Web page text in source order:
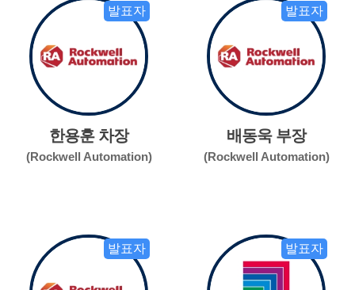
발표자
한용훈 차장
(Rockwell Automation)
발표자
배동욱 부장
(Rockwell Automation)
발표자 발표자